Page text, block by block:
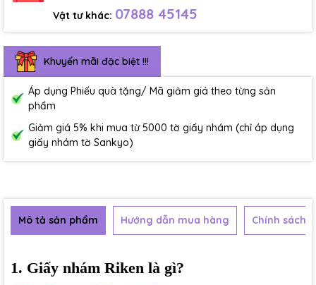
Vật tư khác: 07888 45145
Khuyến mãi đặc biệt !!!
Áp dụng Phiếu quà tặng/ Mã giảm giá theo từng sản
phẩm
Giảm giá 5% khi mua từ 5000 tờ giấy nhám (chỉ áp dụng
giấy nhám tờ Sankyo)
Mô tả sản phẩm Hướng dẫn mua hàng Chính sách
1. Giấy nhám Riken là gì?